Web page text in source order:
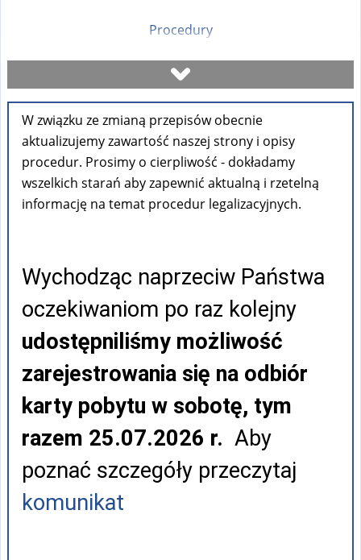
Procedury
Umów się na wizytę
Sprawdź stan sprawy
Formularze
FAQ
Pouczenia
W związku ze zmianą przepisów obecnie
aktualizujemy zawartość naszej strony i opisy
procedur. Prosimy o cierpliwość - dokładamy
wszelkich starań aby zapewnić aktualną i rzetelną
informację na temat procedur legalizacyjnych.
Wychodząc naprzeciw Państwa
oczekiwaniom po raz kolejny
udostępniliśmy możliwość
zarejestrowania się na odbiór
karty pobytu w sobotę, tym
razem 25.07.2026 r. Aby
poznać szczegóły przeczytaj
komunikat